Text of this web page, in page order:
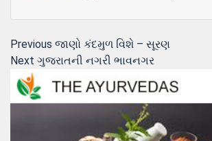
Post
navigation
Previous Previous
post:
જાણો કંદમુળ વિશે – સૂરણ
Next Next
ગુજરાતની નગરી ભાવનગર